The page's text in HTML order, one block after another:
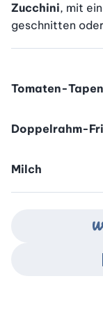
Zucchini, mit
geschnitten
Tomaten-
Doppelrahm-
Milch